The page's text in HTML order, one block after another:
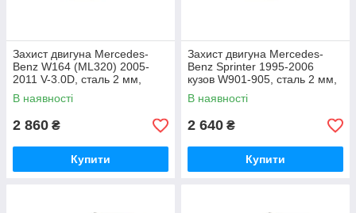
Захист двигуна Mercedes-
Benz W164 (ML320) 2005-
2011 V-3.0D, сталь 2 мм,
закр. двс+рад
В наявності
2 860 ₴
Купити
Захист двигуна Mercedes-
Benz Sprinter 1995-2006
кузов W901-905, сталь 2 мм,
закр. двс+рад
В наявності
2 640 ₴
Купити